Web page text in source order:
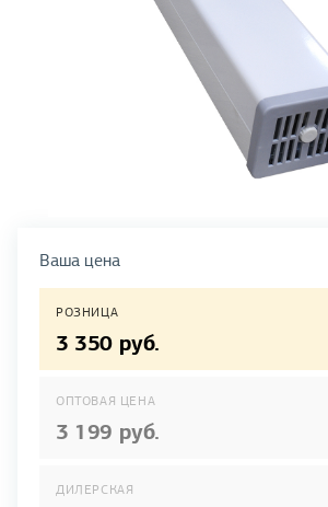
Ваша цена
РОЗНИЦА
3 350 руб.
ОПТОВАЯ ЦЕНА
3 199 руб.
ДИЛЕРСКАЯ